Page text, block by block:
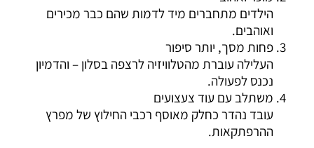
הילדים מתחברים מיד לדמות שהם כבר מכירים
ואוהבים.
פחות מסך, יותר סיפור
העלילה עוברת מהטלוויזיה לרצפה בסלון – והדמיון
נכנס לפעולה.
משתלב עם עוד צעצועים
עובד נהדר כחלק מאוסף רכבי החילוץ של מפרץ
ההרפתקאות.